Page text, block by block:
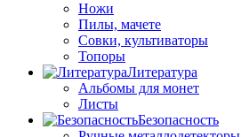
Ножи
Пилы, мачете
Совки, культиваторы
Топоры
Литература
Альбомы для монет
Листы
Безопасность